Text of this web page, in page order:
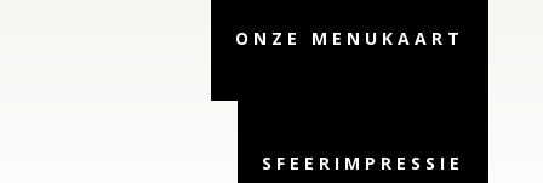
ONZE MENUKAART
SFEERIMPRESSIE